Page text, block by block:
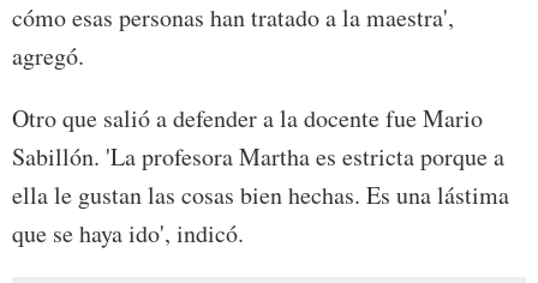
cómo esas personas han tratado a la maestra',
agregó.
Otro que salió a defender a la docente fue Mario
Sabillón. 'La profesora Martha es estricta porque a
ella le gustan las cosas bien hechas. Es una lástima
que se haya ido', indicó.